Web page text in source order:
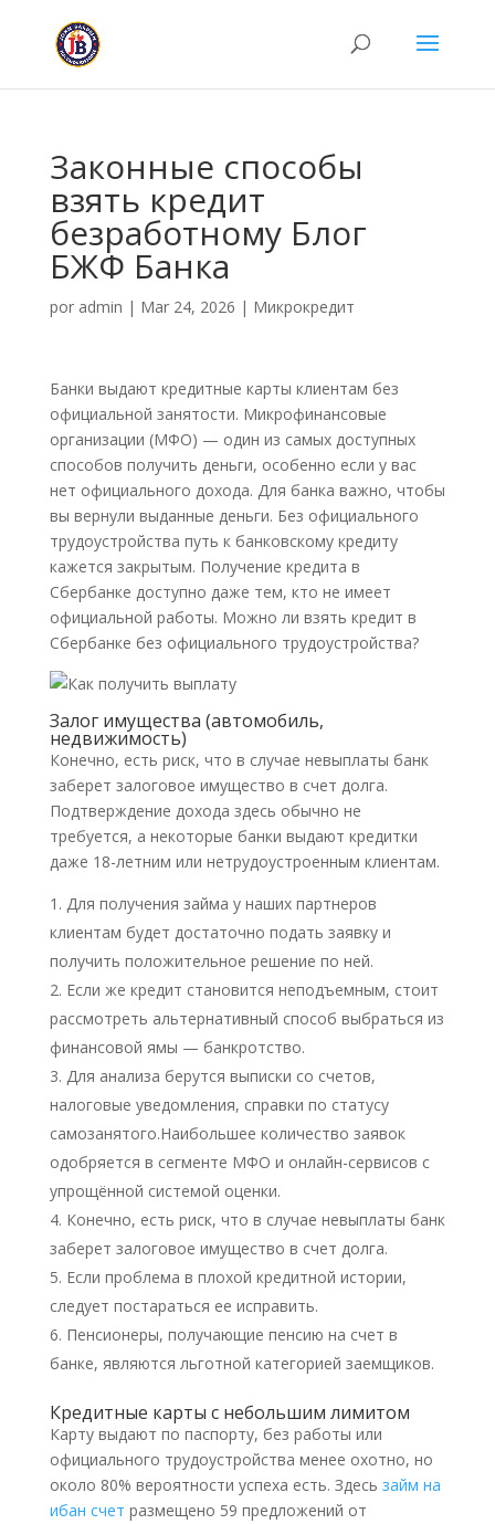
Законные способы
взять кредит
безработному Блог
БЖФ Банка
por admin | Mar 24, 2026 | Микрокредит
Банки выдают кредитные карты клиентам без
официальной занятости. Микрофинансовые
организации (МФО) — один из самых доступных
способов получить деньги, особенно если у вас
нет официального дохода. Для банка важно, чтобы
вы вернули выданные деньги. Без официального
трудоустройства путь к банковскому кредиту
кажется закрытым. Получение кредита в
Сбербанке доступно даже тем, кто не имеет
официальной работы. Можно ли взять кредит в
Сбербанке без официального трудоустройства?
Залог имущества (автомобиль,
недвижимость)
Конечно, есть риск, что в случае невыплаты банк
заберет залоговое имущество в счет долга.
Подтверждение дохода здесь обычно не
требуется, а некоторые банки выдают кредитки
даже 18-летним или нетрудоустроенным клиентам.
Для получения займа у наших партнеров
клиентам будет достаточно подать заявку и
получить положительное решение по ней.
Если же кредит становится неподъемным, стоит
рассмотреть альтернативный способ выбраться из
финансовой ямы — банкротство.
Для анализа берутся выписки со счетов,
налоговые уведомления, справки по статусу
самозанятого.Наибольшее количество заявок
одобряется в сегменте МФО и онлайн-сервисов с
упрощённой системой оценки.
Конечно, есть риск, что в случае невыплаты банк
заберет залоговое имущество в счет долга.
Если проблема в плохой кредитной истории,
следует постараться ее исправить.
Пенсионеры, получающие пенсию на счет в
банке, являются льготной категорией заемщиков.
Кредитные карты с небольшим лимитом
Карту выдают по паспорту, без работы или
официального трудоустройства менее охотно, но
около 80% вероятности успеха есть. Здесь займ на
ибан счет размещено 59 предложений от